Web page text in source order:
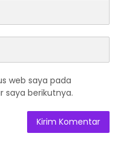
web saya pada
saya berikutnya.